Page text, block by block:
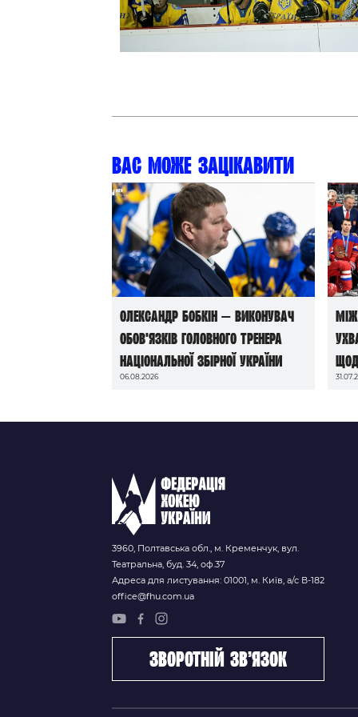
Вас може зацікавити
Олександр Бобкін — виконувач
обов’язків головного тренера
національної збірної України
06.08.2026
до
3960, Полтавська обл., м. Кременчук, вул.
Театральна, буд. 34, оф.37
Адреса для листування: 01001, м. Київ, а/с В-182
office@fhu.com.ua
зворотній зв’язок